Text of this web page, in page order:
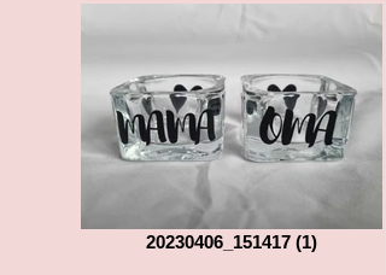
20230406_151417 (1)